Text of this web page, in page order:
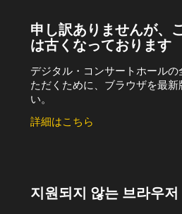
申し訳ありませんが、
は古くなっております
デジタル・コンサートホール
ただくために、ブラウザを最新
い。
詳細はこちら
지원되지 않는 브라우